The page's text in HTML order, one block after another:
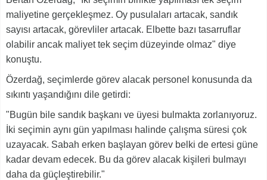
maliyetine gerçekleşmez. Oy pusulaları artacak, sandık
sayısı artacak, görevliler artacak. Elbette bazı tasarruflar
olabilir ancak maliyet tek seçim düzeyinde olmaz" diye
konuştu.
Özerdağ, seçimlerde görev alacak personel konusunda da
sıkıntı yaşandığını dile getirdi:
"Bugün bile sandık başkanı ve üyesi bulmakta zorlanıyoruz.
İki seçimin aynı gün yapılması halinde çalışma süresi çok
uzayacak. Sabah erken başlayan görev belki de ertesi güne
kadar devam edecek. Bu da görev alacak kişileri bulmayı
daha da güçleştirebilir."